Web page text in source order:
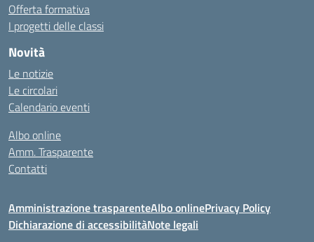
Offerta formativa
I progetti delle classi
Novità
Le notizie
Le circolari
Calendario eventi
Albo online
Amm. Trasparente
Contatti
Amministrazione trasparenteAlbo onlinePrivacy Policy
Dichiarazione di accessibilitàNote legali